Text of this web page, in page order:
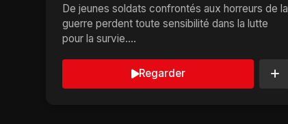
De jeunes soldats confrontés aux horreurs de la
guerre perdent toute sensibilité dans la lutte
pour la survie....
Regarder